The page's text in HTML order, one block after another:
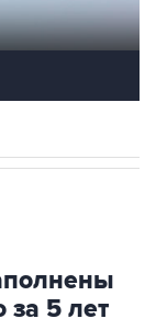
5 лет
газа в